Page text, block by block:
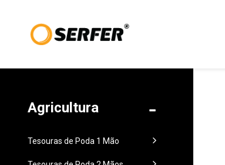
Agricultura
Tesouras de Poda 1 Mão